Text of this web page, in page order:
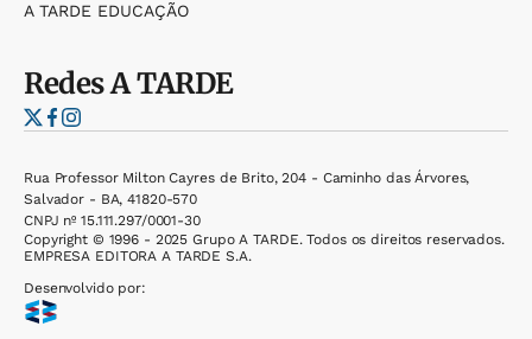
A TARDE EDUCAÇÃO
RedesA TARDE
Rua Professor Milton Cayres de Brito, 204 - Caminho das Árvores,
Salvador - BA, 41820-570
CNPJ nº 15.111.297/0001-30
Copyright © 1996 - 2025 Grupo A TARDE. Todos os direitos reservados.
EMPRESA EDITORA A TARDE S.A.
Desenvolvido por: